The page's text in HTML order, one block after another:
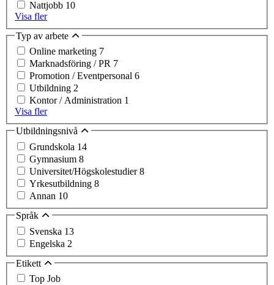
Nattjobb 10
Visa fler
Typ av arbete
Online marketing 7
Marknadsföring / PR 7
Promotion / Eventpersonal 6
Utbildning 2
Kontor / Administration 1
Visa fler
Utbildningsnivå
Grundskola 14
Gymnasium 8
Universitet/Högskolestudier8
Yrkesutbildning 8
Annan 10
Språk
Svenska 13
Engelska 2
Etikett
Top Job